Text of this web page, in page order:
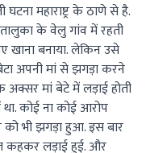
महाराष्ट्र के ठाणे से है.
के वेलु गांव में रहती
खाना बनाया. लेकिन उसे
अपनी मां से झगड़ा करने
मां बेटे में लड़ाई होती
था. कोई ना कोई आरोप
को भी झगड़ा हुआ. इस बार
कहकर लड़ाई हुई. और